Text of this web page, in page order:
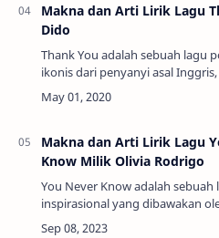
Makna dan Arti Lirik Lagu
Dido
Thank You adalah sebuah lagu
ikonis dari penyanyi asal
merupakan salah satu hit
debutnya yang bertajuk No
Makna dan Arti Lirik Lagu
Know Milik Olivia Rodrigo
You Never Know adalah sebuah
inspirasional yang dibawakan
untuk karakter Nini dalam serial